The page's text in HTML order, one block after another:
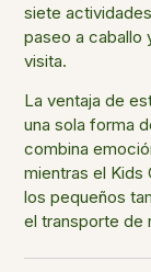
siete
paseo a caballo
visita.
La ventaja de
una sola forma
combina
mientras el Kids
los pequeños
el transporte de